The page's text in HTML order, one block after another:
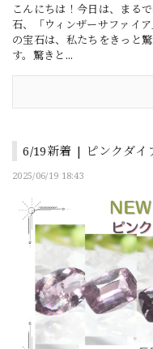
こんにちは！今日は、まる
石、「ウィンザーサファイ
の宝石は、私たちをきっと
す。驚きと...
6/19新着 | ピンクダイ
2025/06/19 18:43